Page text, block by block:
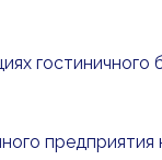
гостиничного